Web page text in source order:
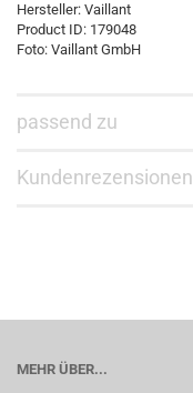
Hersteller: Vaillant
Product ID: 179048
Foto: Vaillant GmbH
passend zu
Kundenrezensionen
MEHR ÜBER...